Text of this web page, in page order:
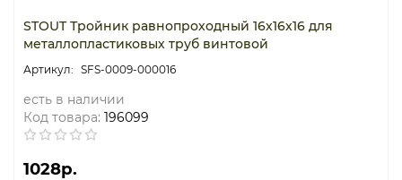
STOUT Тройник равнопроходный 16х16х16 для
металлопластиковых труб винтовой
SFS-0009-000016
есть в наличии
Код товара: 196099
1028р.